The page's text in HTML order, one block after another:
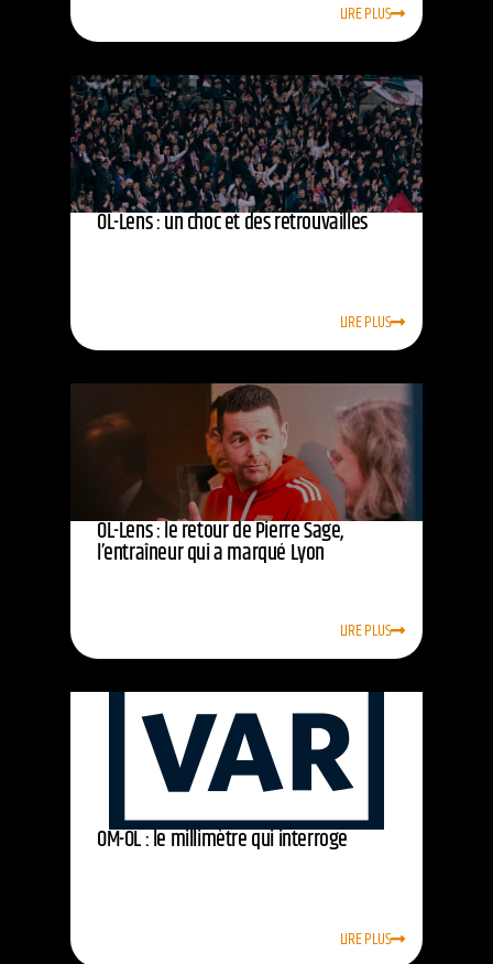
LIRE PLUS
OL-Lens : un choc et des retrouvailles
LIRE PLUS
OL-Lens : le retour de Pierre Sage,
l’entraîneur qui a marqué Lyon
LIRE PLUS
OM-OL : le millimètre qui interroge
LIRE PLUS